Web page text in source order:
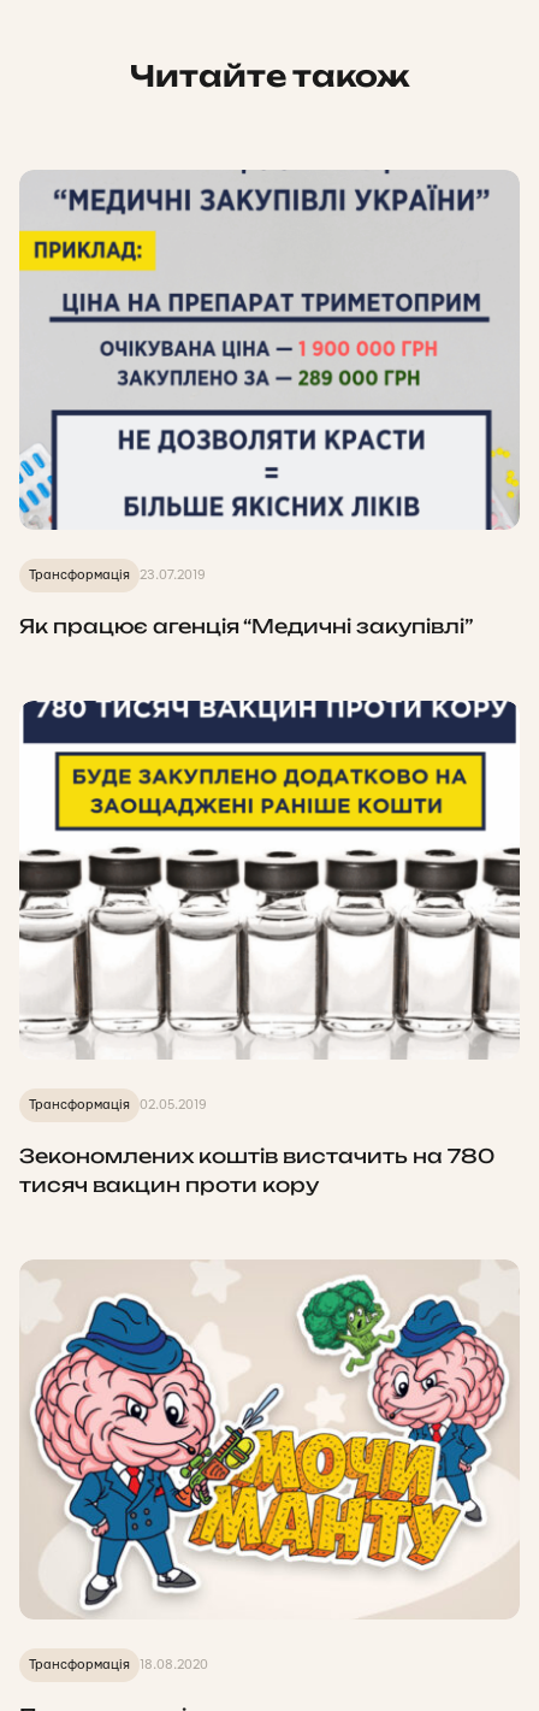
Читайте також
Трансформація 23.07.2019
Як працює агенція “Медичні закупівлі”
Трансформація 02.05.2019
Зекономлених коштів вистачить на 780
тисяч вакцин проти кору
Трансформація 18.08.2020